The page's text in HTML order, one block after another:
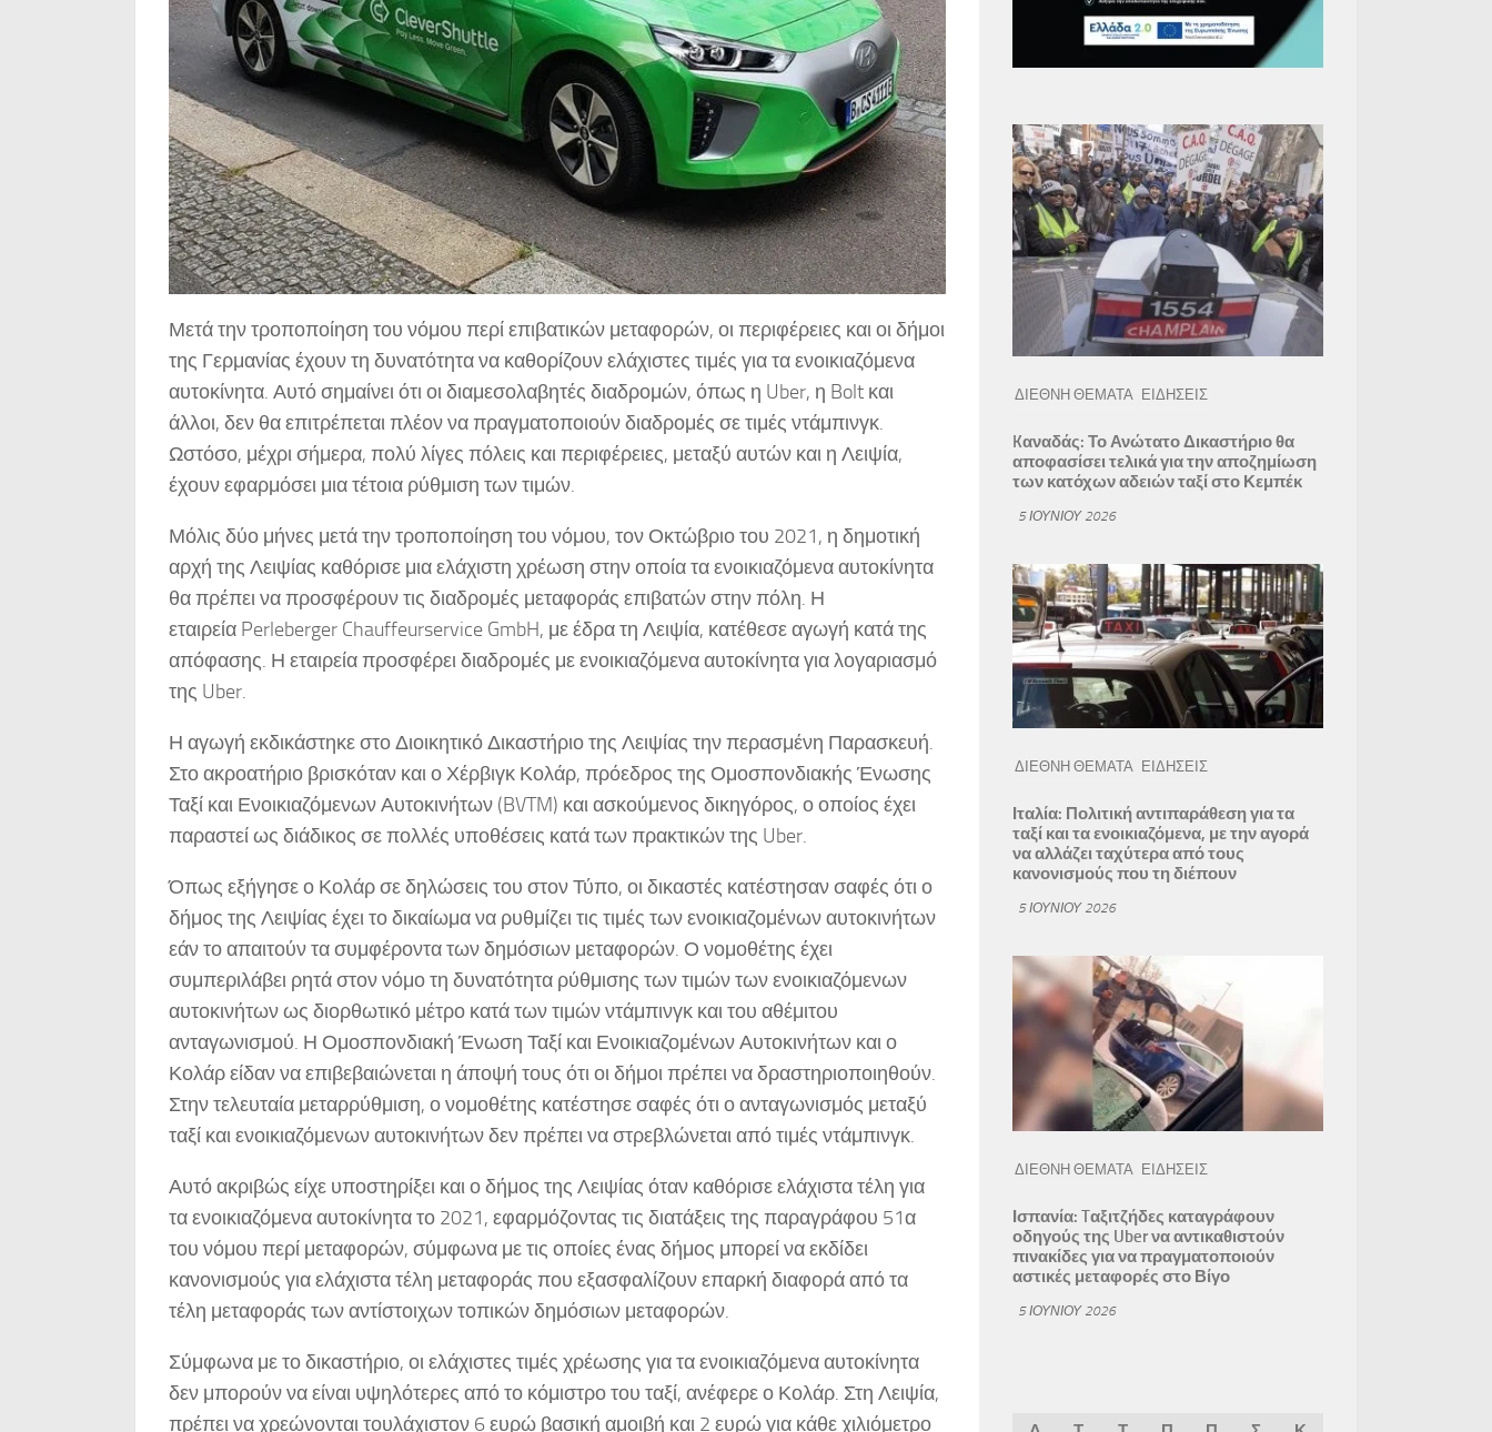
Μετά την τροποποίηση του νόμου περί επιβατικών μεταφορών, οι περιφέρειες και οι δήμοι
της Γερμανίας έχουν τη δυνατότητα να καθορίζουν ελάχιστες τιμές για τα ενοικιαζόμενα
αυτοκίνητα. Αυτό σημαίνει ότι οι διαμεσολαβητές διαδρομών, όπως η Uber, η Bolt και
άλλοι, δεν θα επιτρέπεται πλέον να πραγματοποιούν διαδρομές σε τιμές ντάμπινγκ.
Ωστόσο, μέχρι σήμερα, πολύ λίγες πόλεις και περιφέρειες, μεταξύ αυτών και η Λειψία,
έχουν εφαρμόσει μια τέτοια ρύθμιση των τιμών.
Μόλις δύο μήνες μετά την τροποποίηση του νόμου, τον Οκτώβριο του 2021, η δημοτική
αρχή της Λειψίας καθόρισε μια ελάχιστη χρέωση στην οποία τα ενοικιαζόμενα αυτοκίνητα
θα πρέπει να προσφέρουν τις διαδρομές μεταφοράς επιβατών στην πόλη. Η
εταιρεία Perleberger Chauffeurservice GmbH, με έδρα τη Λειψία, κατέθεσε αγωγή κατά της
απόφασης. Η εταιρεία προσφέρει διαδρομές με ενοικιαζόμενα αυτοκίνητα για λογαριασμό
της Uber.
Η αγωγή εκδικάστηκε στο Διοικητικό Δικαστήριο της Λειψίας την περασμένη Παρασκευή.
Στο ακροατήριο βρισκόταν και ο Χέρβιγκ Κολάρ, πρόεδρος της Ομοσπονδιακής Ένωσης
Ταξί και Ενοικιαζόμενων Αυτοκινήτων (BVTM) και ασκούμενος δικηγόρος, ο οποίος έχει
παραστεί ως διάδικος σε πολλές υποθέσεις κατά των πρακτικών της Uber.
Όπως εξήγησε ο Κολάρ σε δηλώσεις του στον Τύπο, οι δικαστές κατέστησαν σαφές ότι ο
δήμος της Λειψίας έχει το δικαίωμα να ρυθμίζει τις τιμές των ενοικιαζομένων αυτοκινήτων
εάν το απαιτούν τα συμφέροντα των δημόσιων μεταφορών. Ο νομοθέτης έχει
συμπεριλάβει ρητά στον νόμο τη δυνατότητα ρύθμισης των τιμών των ενοικιαζόμενων
αυτοκινήτων ως διορθωτικό μέτρο κατά των τιμών ντάμπινγκ και του αθέμιτου
ανταγωνισμού. Η Ομοσπονδιακή Ένωση Ταξί και Ενοικιαζομένων Αυτοκινήτων και ο
Κολάρ είδαν να επιβεβαιώνεται η άποψή τους ότι οι δήμοι πρέπει να δραστηριοποιηθούν.
Στην τελευταία μεταρρύθμιση, ο νομοθέτης κατέστησε σαφές ότι ο ανταγωνισμός μεταξύ
ταξί και ενοικιαζόμενων αυτοκινήτων δεν πρέπει να στρεβλώνεται από τιμές ντάμπινγκ.
Αυτό ακριβώς είχε υποστηρίξει και ο δήμος της Λειψίας όταν καθόρισε ελάχιστα τέλη για
τα ενοικιαζόμενα αυτοκίνητα το 2021, εφαρμόζοντας τις διατάξεις της παραγράφου 51α
του νόμου περί μεταφορών, σύμφωνα με τις οποίες ένας δήμος μπορεί να εκδίδει
κανονισμούς για ελάχιστα τέλη μεταφοράς που εξασφαλίζουν επαρκή διαφορά από τα
τέλη μεταφοράς των αντίστοιχων τοπικών δημόσιων μεταφορών.
Σύμφωνα με το δικαστήριο, οι ελάχιστες τιμές χρέωσης για τα ενοικιαζόμενα αυτοκίνητα
δεν μπορούν να είναι υψηλότερες από το κόμιστρο του ταξί, ανέφερε ο Κολάρ. Στη Λειψία,
πρέπει να χρεώνονται τουλάχιστον 6 ευρώ βασική αμοιβή και 2 ευρώ για κάθε χιλιόμετρο
ΔΙΕΘΝΗ ΘΕΜΑΤΑ ΕΙΔΗΣΕΙΣ
Kαναδάς: Το Ανώτατο Δικαστήριο θα
αποφασίσει τελικά για την αποζημίωση
των κατόχων αδειών ταξί στο Κεμπέκ
5 ΙΟΥΝΊΟΥ 2026
ΔΙΕΘΝΗ ΘΕΜΑΤΑ ΕΙΔΗΣΕΙΣ
Ιταλία: Πολιτική αντιπαράθεση για τα
ταξί και τα ενοικιαζόμενα, με την αγορά
να αλλάζει ταχύτερα από τους
κανονισμούς που τη διέπουν
5 ΙΟΥΝΊΟΥ 2026
ΔΙΕΘΝΗ ΘΕΜΑΤΑ ΕΙΔΗΣΕΙΣ
Ισπανία: Tαξιτζήδες καταγράφουν
οδηγούς της Uber να αντικαθιστούν
πινακίδες για να πραγματοποιούν
αστικές μεταφορές στο Βίγο
5 ΙΟΥΝΊΟΥ 2026